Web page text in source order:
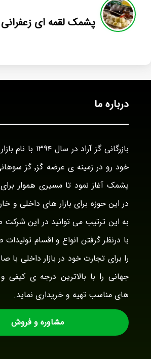
پشمک لقمه ای
درباره ما
بازرگانی گز آراد در
پشمک آغاز نمود تا مسیری هموار
در این حوزه برای بازار های داخلی و
به این ترتیب می توانید در این شرکت
با درنظر گرفتن انواع و اقسام
را برای تجارت خود در بازار داخلی با
جهانی را با بالاترین درجه ی
های مناسب تهیه و خریداری نماید.
مشاوره و فروش